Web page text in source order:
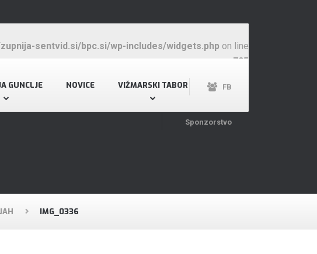
GUNCLJE NOVICE VIŽMARSKI TABOR
sentvid.si/bpc.si/wp-includes/widgets.php on line
705
FB
Sponzorstvo
IMG_0336